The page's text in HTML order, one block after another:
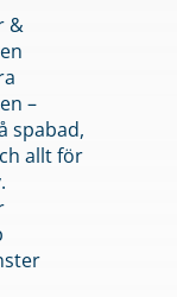
&
–
spabad,
allt för